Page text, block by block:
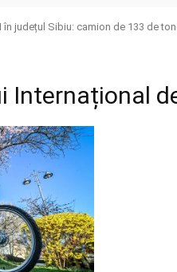
în județul Sibiu: camion de 133 de
Internațional